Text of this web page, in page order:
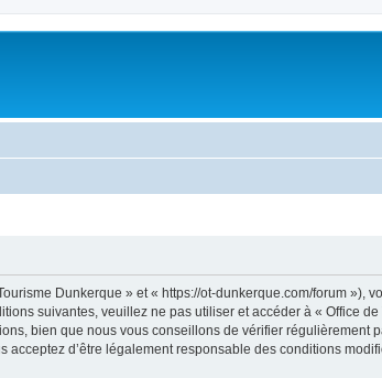
Dunkerque » et « https://ot-dunkerque.com/forum »),
suivantes, veuillez ne pas utiliser et accéder à « Office
bien que nous vous conseillons de vérifier régulièrement
d’être légalement responsable des conditions